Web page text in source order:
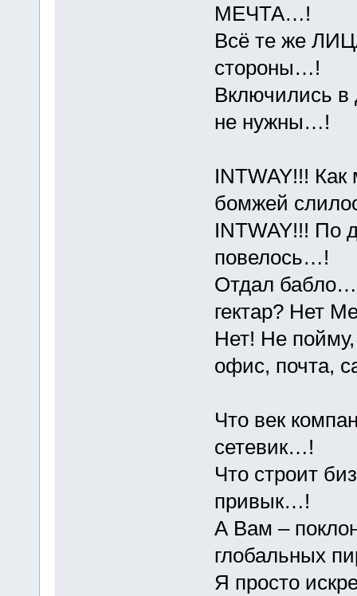
МЕЧТА…!
Всё те же
стороны…!
Включились в
не нужны…!
INTWAY!!! Как
бомжей
INTWAY!!! По
повелось…!
Отдал
гектар? Нет
Нет! Не
офис, почта,
Что век
сетевик…!
Что строит
привык…!
А Вам –
глобальных
Я просто